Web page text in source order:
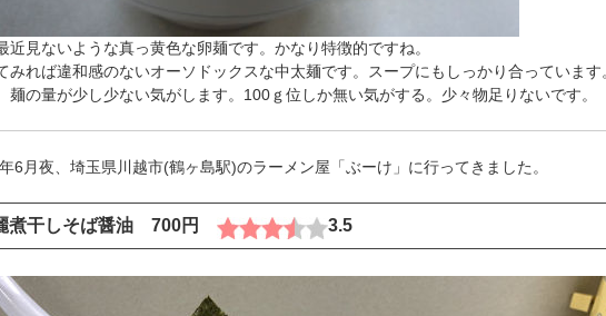
近見ないような真っ黄色な卵麺です。かなり特徴的ですね。
みれば違和感のないオーソドックスな中太麺です。スープにもしっかり合っています
麺の量が少し少ない気がします。100ｇ位しか無い気がする。少々物足りないです。
6月夜、埼玉県川越市(鶴ヶ島駅)のラーメン屋「ぶーけ」に行ってきました。
煮干しそば醤油 700円 3.5